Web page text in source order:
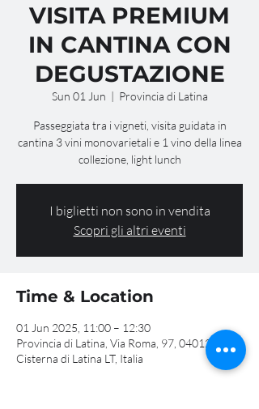
VISITA PREMIUM
IN CANTINA CON
DEGUSTAZIONE
Sun 01 Jun
  |
Provincia di Latina
Passeggiata tra i vigneti, visita guidata in
cantina 3 vini monovarietali e 1 vino della linea
collezione, light lunch
I biglietti non sono in vendita
Scopri gli altri eventi
Time & Location
01 Jun 2025, 11:00 – 12:30
Provincia di Latina, Via Roma, 97, 04012
Cisterna di Latina LT, Italia